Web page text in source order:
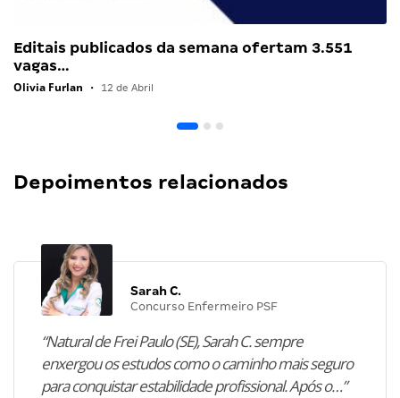
Editais publicados da semana ofertam 3.551
vagas…
Olivia Furlan • 12 de Abril
Depoimentos relacionados
Sarah C.
Concurso Enfermeiro PSF
“Natural de Frei Paulo (SE), Sarah C. sempre
enxergou os estudos como o caminho mais seguro
para conquistar estabilidade profissional. Após o…”